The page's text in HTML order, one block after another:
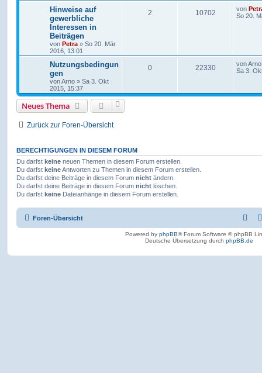
Hinweise auf
gewerbliche
Interessen in
Beiträgen
von Petra » So 20. Mär
2016, 13:01
2 10702 von
So 20.
Nutzungsbedingun
gen
vonArno » Sa 3. Okt
2015, 15:37
0 22330 vonArno
Sa 3.
Neues Thema
Zurück zur Foren-Übersicht
BERECHTIGUNGEN IN DIESEM FORUM
Du darfst keine neuen Themen in diesem Forum erstellen.
Du darfst keineAntworten zu Themen in diesem Forum erstellen.
Du darfst deine Beiträge in diesem Forum nicht ändern.
Du darfst deine Beiträge in diesem Forum nicht löschen.
Du darfst keine Dateianhänge in diesem Forum erstellen.
Foren-Übersicht
Powered by phpBB® Forum Software © phpBB
Deutsche Übersetzung durch phpBB.de